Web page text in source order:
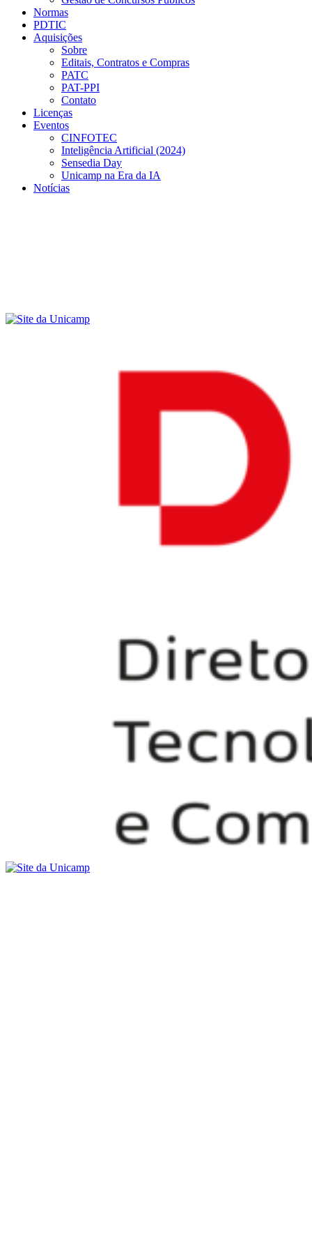
Normas
PDTIC
Aquisições
Sobre
Editais, Contratos e Compras
PATC
PAT-PPI
Contato
Licenças
Eventos
CINFOTEC
Inteligência Artificial (2024)
Sensedia Day
Unicamp na Era da IA
Notícias